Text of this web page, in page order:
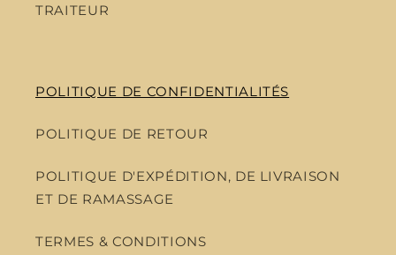
TRAITEUR
POLITIQUE DE CONFIDENTIALITÉS
POLITIQUE DE RETOUR
POLITIQUE D'EXPÉDITION, DE LIVRAISON
ET DE RAMASSAGE
TERMES & CONDITIONS